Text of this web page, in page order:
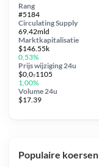
Circulating Supply
69.42mld
Prijs wijziging 24u
$0,0₇1105
1,00%
Marktkapitalisatie
$146.55k
0,53%
Volume 24u
$17.39
Rang
#5184
Populaire koersen